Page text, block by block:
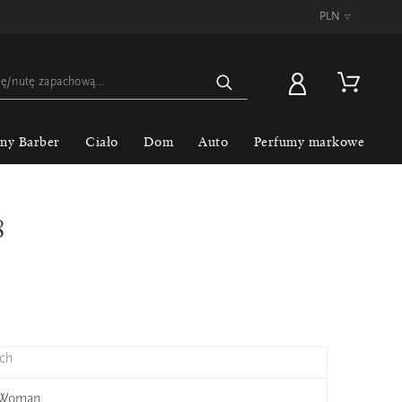
PLN ▿
Barber Ciało Dom Auto Perfumy markowe